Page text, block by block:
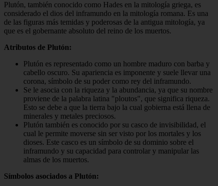
Plutón, también conocido como Hades en la mitología griega, es
considerado el dios del inframundo en la mitología romana. Es una
de las figuras más temidas y poderosas de la antigua mitología, ya
que es el gobernante absoluto del reino de los muertos.
Atributos de Plutón:
Plutón es representado como un hombre maduro con barba y
cabello oscuro. Su apariencia es imponente y suele llevar una
corona, símbolo de su poder como rey del inframundo.
Se le asocia con la riqueza y la abundancia, ya que su nombre
proviene de la palabra latina "ploutos", que significa riqueza.
Esto se debe a que la tierra bajo la cual gobierna está llena de
minerales y metales preciosos.
Plutón también es conocido por su casco de invisibilidad, el
cual le permite moverse sin ser visto por los mortales y los
dioses. Este casco es un símbolo de su dominio sobre el
inframundo y su capacidad para controlar y manipular las
almas de los muertos.
Símbolos asociados a Plutón: